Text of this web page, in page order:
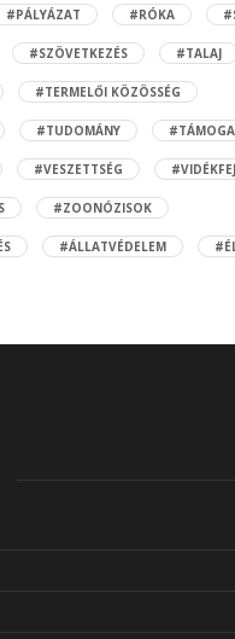
#PÁLYÁZAT #RÓKA
#SZÖVETKEZÉS #TALAJ
#TERMELŐI KÖZÖSSÉG
#TUDOMÁNY
#VESZETTSÉG
#ZOONÓZISOK
#ÁLLATVÉDELEM